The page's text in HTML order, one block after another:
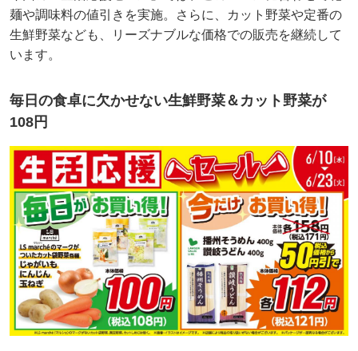
麺や調味料の値引きを実施。さらに、カット野菜や定番の
生鮮野菜なども、リーズナブルな価格での販売を継続して
います。
毎日の食卓に欠かせない生鮮野菜＆カット野菜が
108円